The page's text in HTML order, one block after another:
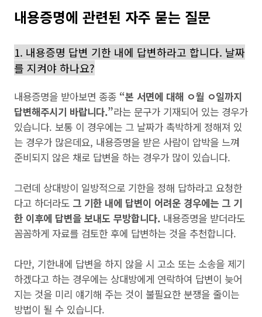
내용증명에 관련된 자주 묻는 질문
1. 내용증명 답변 기한 내에 답변하라고 합니다. 날짜
를 지켜야 하나요?
내용증명을 받아보면 종종 “본 서면에 대해 ㅇ월 ㅇ일까지
답변해주시기 바랍니다.”라는 문구가 기재되어 있는 경우가
있습니다. 보통 이 경우에는 그 날짜가 촉박하게 정해져 있
는 경우가 많은데요, 내용증명을 받은 사람이 압박을 느껴
준비되지 않은 채로 답변을 하는 경우가 많이 있습니다.
그런데 상대방이 일방적으로 기한을 정해 답하라고 요청한
다고 하더라도 그 기한 내에 답변이 어려운 경우에는 그 기
한 이후에 답변을 보내도 무방합니다. 내용증명을 받더라도
꼼꼼하게 자료를 검토한 후에 답변하는 것을 추천합니다.
다만, 기한내에 답변을 하지 않을 시 고소 또는 소송을 제기
하겠다고 하는 경우에는 상대방에게 연락하여 답변이 늦어
지는 것을 미리 얘기해 주는 것이 불필요한 분쟁을 줄이는
방법이 될 수 있습니다.